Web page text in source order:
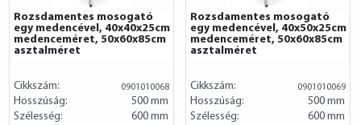
Rozsdamentes mosogató
egy medencével, 40x40x25cm
medenceméret, 50x60x85cm
asztalméret
Cikkszám: 0901010068
Hosszúság:
500 mm
Szélesség:
600 mm
Rozsdamentes mosogató
egy medencével, 40x50x25cm
medenceméret, 50x60x85cm
asztalméret
Cikkszám: 0901010069
Hosszúság:
500 mm
Szélesség:
600 mm